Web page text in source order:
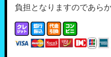
負担となりますのであら